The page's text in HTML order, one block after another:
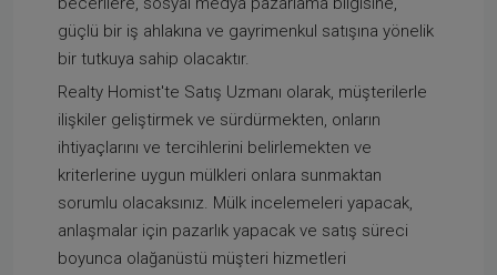
güçlü bir iş ahlakına ve gayrimenkul satışına yönelik
bir tutkuya sahip olacaktır.
Realty Homist'te Satış Uzmanı olarak, müşterilerle
ilişkiler geliştirmek ve sürdürmekten, onların
ihtiyaçlarını ve tercihlerini belirlemekten ve
kriterlerine uygun mülkleri onlara sunmaktan
sorumlu olacaksınız. Mülk incelemeleri yapacak,
anlaşmalar için pazarlık yapacak ve satış süreci
boyunca olağanüstü müşteri hizmetleri